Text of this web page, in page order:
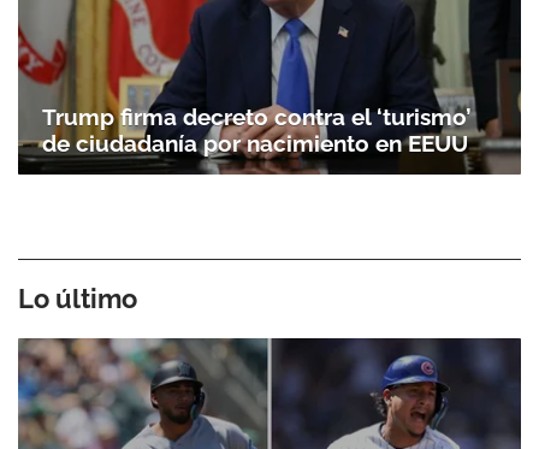
Trump firma decreto contra el ‘turismo’
de ciudadanía por nacimiento en EEUU
Lo último